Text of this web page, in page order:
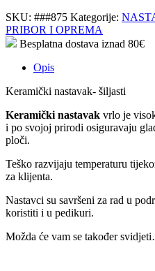
SKU: ###875 Kategorije:
PRIBOR I OPREMA
Besplatna dostava iznad 80€
Opis
Keramički nastavak- šiljasti
Keramički nastavak vrlo je
i po svojoj prirodi osiguravaju
ploči.
Teško razvijaju temperaturu
za klijenta.
Nastavci su savršeni za rad u
koristiti i u pedikuri.
Možda će vam se također